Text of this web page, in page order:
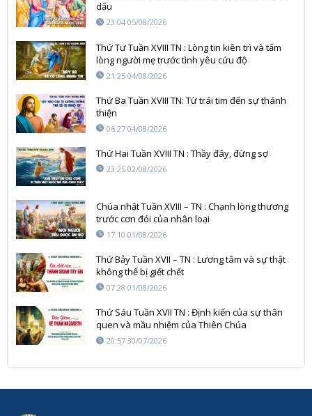
dấu
23:04 05/08/2026
Thứ Tư Tuần XVIII TN : Lòng tin kiên trì và tấm
lòng người mẹ trước tình yêu cứu độ
21:25 04/08/2026
Thứ Ba Tuần XVIII TN: Từ trái tim đến sự thánh
thiện
06:27 04/08/2026
Thứ Hai Tuần XVIII TN : Thầy đây, đừng sợ
23:25 02/08/2026
Chúa nhật Tuần XVIII – TN : Chạnh lòng thương
trước cơn đói của nhân loại
17:10 01/08/2026
Thứ Bảy Tuần XVII – TN : Lương tâm và sự thật
không thể bị giết chết
07:28 01/08/2026
Thứ Sáu Tuần XVII TN : Định kiến của sự thân
quen và mầu nhiệm của Thiên Chúa
20:57 30/07/2026